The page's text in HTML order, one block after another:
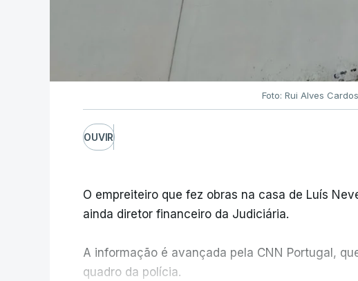
Foto: Rui Alves
OUVIR
O empreiteiro que fez obras na casa de Luís
ainda diretor financeiro da Judiciária.
A informação é avançada pela CNN Portugal,
quadro da polícia.